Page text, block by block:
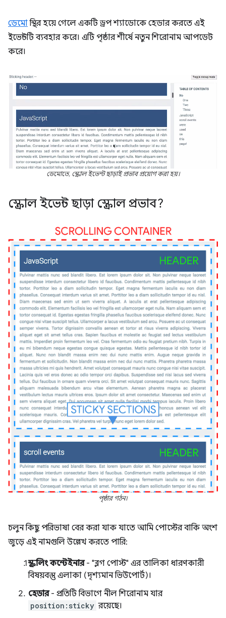
ডেমোস্থির হয়ে গেলে একটি ড্রপ শ্যাডোকে হেডার করতে এই
ইভেন্টটি ব্যবহার করে। এটি পৃষ্ঠার শীর্ষে নতুন শিরোনাম আপডেট
করে।
ডেমোতে, স্ক্রোল ইভেন্ট ছাড়াই প্রভাব প্রয়োগ করা হয়।
স্ক্রোল ইভেন্ট ছাড়া স্ক্রোল প্রভাব?
পৃষ্ঠার গঠন।
চলুন কিছু পরিভাষা বের করা যাক যাতে আমি পোস্টের বাকি অংশ
জুড়ে এই নামগুলি উল্লেখ করতে পারি:
স্ক্রলিং কন্টেইনার- "ব্লগ পোস্ট" এর তালিকা ধারণকারী
বিষয়বস্তু এলাকা (দৃশ্যমান ভিউপোর্ট)।
হেডার- প্রতিটি বিভাগে নীল শিরোনাম যার
position:sticky রয়েছে।